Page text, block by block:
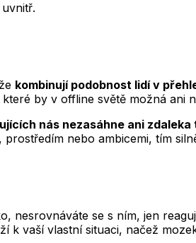
kombinují podobnost lidí v
by v offline světě možná ani
nás nezasáhne ani
nebo ambicemi, tím
nesrovnáváte se s ním, jen
vaší vlastní situaci, načež